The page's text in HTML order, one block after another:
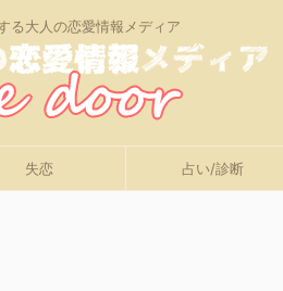
る大人の恋愛情報メディア
失恋 占い/診断